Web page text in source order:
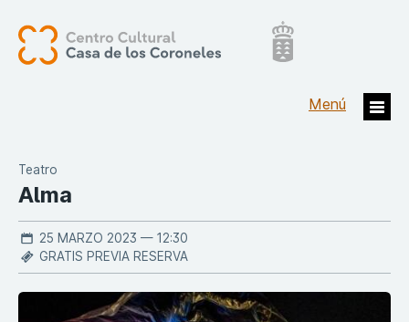
Teatro
Alma
25 MARZO 2023 — 12:30
GRATIS PREVIA RESERVA